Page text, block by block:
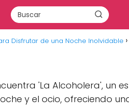
Disfrutar de una Noche Inolvidable
'La Alcoholera', un
y el ocio, ofreciendo